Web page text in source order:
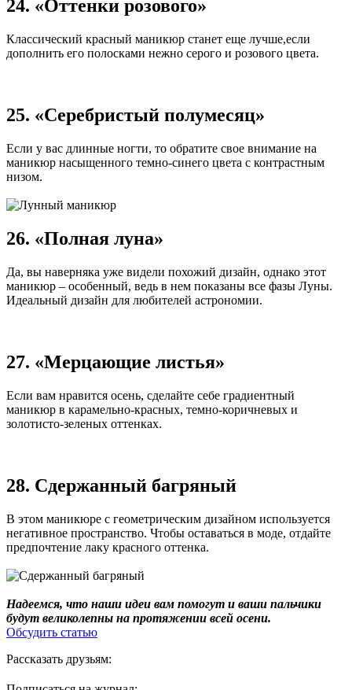
24. «Оттенки розового»
Классический красный маникюр станет еще лучше,если
дополнить его полосками нежно серого и розового цвета.
25. «Серебристый полумесяц»
Если у вас длинные ногти, то обратите свое внимание на
маникюр насыщенного темно-синего цвета с контрастным
низом.
26. «Полная луна»
Да, вы наверняка уже видели похожий дизайн, однако этот
маникюр – особенный, ведь в нем показаны все фазы Луны.
Идеальный дизайн для любителей астрономии.
27. «Мерцающие листья»
Если вам нравится осень, сделайте себе градиентный
маникюр в карамельно-красных, темно-коричневых и
золотисто-зеленых оттенках.
28. Сдержанный багряный
В этом маникюре с геометрическим дизайном используется
негативное пространство. Чтобы оставаться в моде, отдайте
предпочтение лаку красного оттенка.
Надеемся, что наши идеи вам помогут и ваши пальчики
будут великолепны на протяжении всей осени.
Обсудить статью
Рассказать друзьям: